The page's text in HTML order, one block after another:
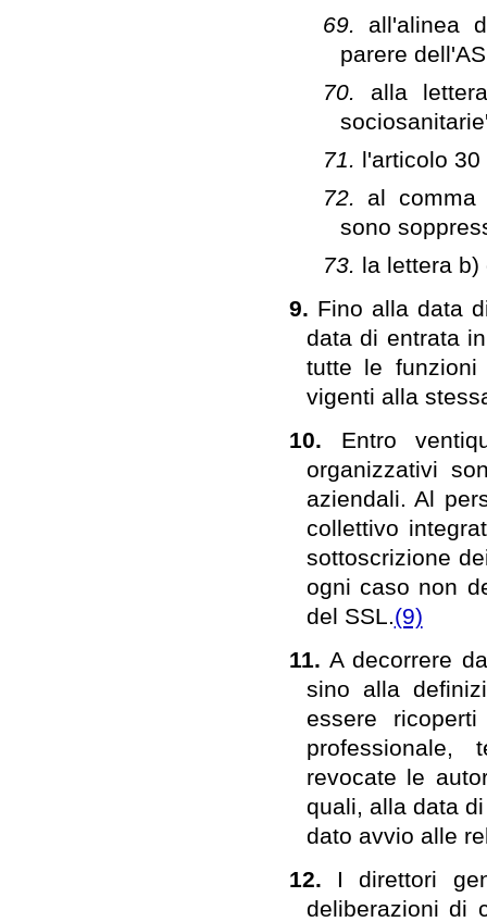
69. all'alinea
parere
70. alla
71. l'articolo
72. al comma
sono
73. la lettera
9. Fino alla data
data di entrata
tutte le funzioni
vigenti alla
10. Entro
organizzativi
aziendali. Al
collettivo
sottoscrizione
ogni caso non
del SSL.(9)
11.A decorrere
sino alla
essere
professionale,
revocate le
quali, alla data
dato avvio alle
12. I direttori
deliberazioni di